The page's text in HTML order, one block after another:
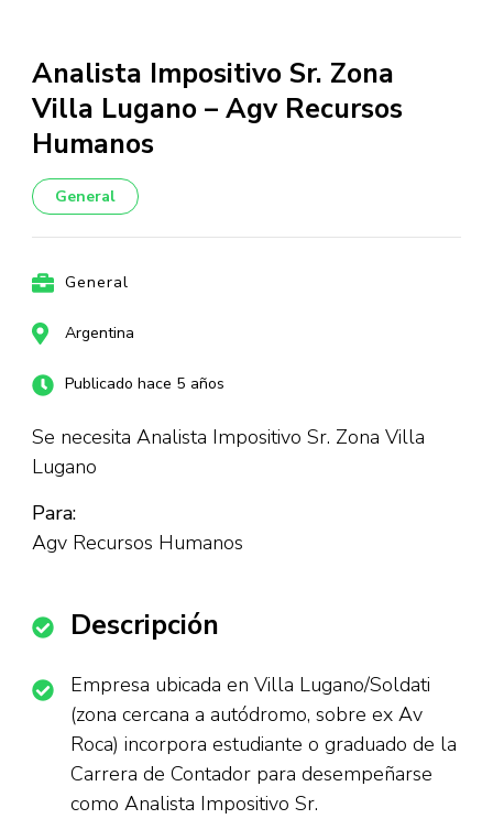
Analista Impositivo Sr. Zona
Villa Lugano – Agv Recursos
Humanos
General
General
Argentina
Publicado hace 5 años
Se necesita Analista Impositivo Sr. Zona Villa
Lugano
Para:
Agv Recursos Humanos
Descripción
Empresa ubicada en Villa Lugano/Soldati
(zona cercana a autódromo, sobre ex Av
Roca) incorpora estudiante o graduado de la
Carrera de Contador para desempeñarse
como Analista Impositivo Sr.